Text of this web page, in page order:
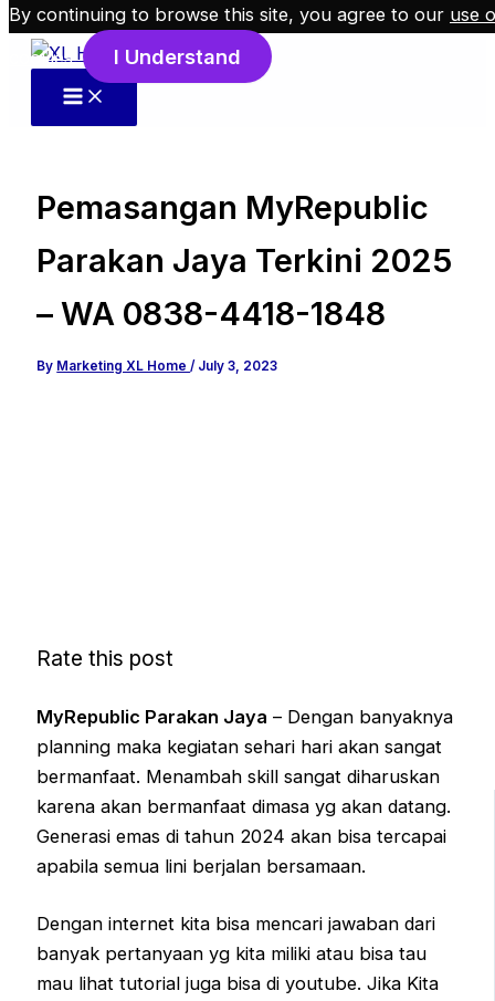
Skip to content
Pemasangan MyRepublic
Parakan Jaya Terkini 2025
– WA 0838-4418-1848
By Marketing XL Home/ July 3, 2023
Rate this post
MyRepublic Parakan Jaya – Dengan banyaknya
planning maka kegiatan sehari hari akan sangat
bermanfaat. Menambah skill sangat diharuskan
karena akan bermanfaat dimasa yg akan datang.
Generasi emas di tahun 2024 akan bisa tercapai
apabila semua lini berjalan bersamaan.
Dengan internet kita bisa mencari jawaban dari
banyak pertanyaan yg kita miliki atau bisa tau
mau lihat tutorial juga bisa di youtube. Jika Kita
By continuing to browse this site, you agree to our use
cookies. I Understand